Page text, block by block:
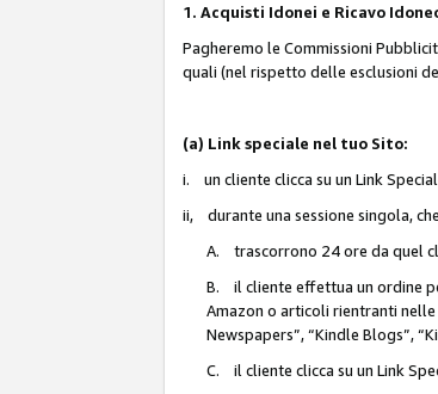
1. Acquisti Idonei e Ricavo
Pagheremo le Commissioni
quali (nel rispetto delle esclusioni
(a) Link speciale nel tuo Sito:
i. un cliente clicca su un Link
ii, durante una sessione singola,
A. trascorrono 24 ore da quel
B. il cliente effettua un ordine
Amazon o articoli rientranti nelle
Newspapers”, “Kindle Blogs”,
C. il cliente clicca su un Link